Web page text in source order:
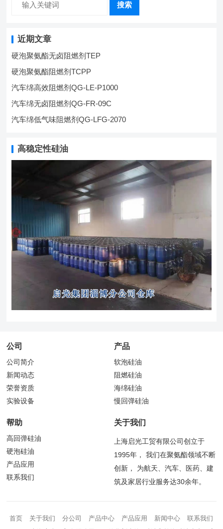
搜索
近期文章
硬泡聚氨酯无卤阻燃剂TEP
硬泡聚氨酯阻燃剂TCPP
汽车绵高效阻燃剂QG-LE-P1000
汽车绵无卤阻燃剂QG-FR-09C
汽车绵低气味阻燃剂QG-LFG-2070
高稳定性硅油
公司
公司简介
新闻动态
荣誉资质
实验设备
产品
软泡硅油
阻燃硅油
海绵硅油
慢回弹硅油
帮助
高回弹硅油
硬泡硅油
产品应用
联系我们
关于我们
上海启光工贸有限公司创立于
1995年， 我们在聚氨酯领域不断
创新， 为航天、汽车、医药、建
筑及家居行业服务达30余年。
首页 关于我们 分公司 产品中心 产品应用 新闻中心
联系我们